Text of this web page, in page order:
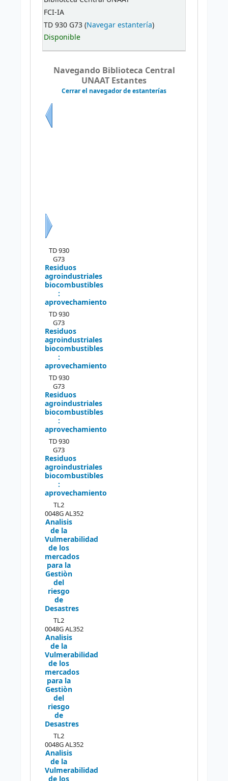
FCI-IA
TD 930 G73 (Navegar estantería)
Disponible
Navegando Biblioteca Central
UNAAT Estantes
Cerrar el navegador de estanterías
TD 930
G73
Residuos
agroindustriales
biocombustibles
:
aprovechamiento
TD 930
G73
Residuos
agroindustriales
biocombustibles
:
aprovechamiento
TD 930
G73
Residuos
agroindustriales
biocombustibles
:
aprovechamiento
TD 930
G73
Residuos
agroindustriales
biocombustibles
:
aprovechamiento
TL2
0048G AL352
Analisis
de la
Vulmerabilidad
de los
mercados
para la
Gestiòn
del
riesgo
de
Desastres
TL2
0048G AL352
Analisis
de la
Vulmerabilidad
de los
mercados
para la
Gestiòn
del
riesgo
de
Desastres
TL2
0048G AL352
Analisis
de la
Vulmerabilidad